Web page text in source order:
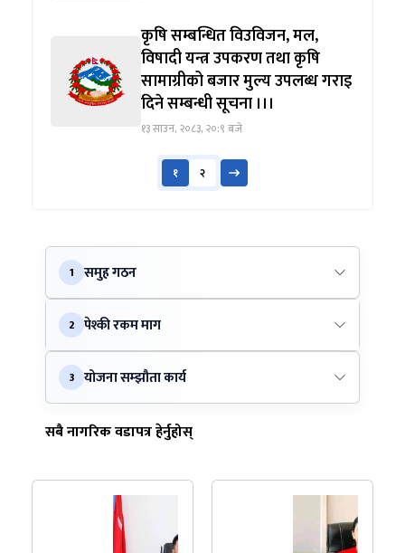
कृषि सम्बन्धित विउविजन, मल,
विषादी यन्त्र उपकरण तथा कृषि
सामाग्रीको बजार मुल्य उपलब्ध गराइ
दिने सम्बन्धी सूचना ।।।
१३ साउन, २०८३, २०:९ बजे
१ २
1 समुह गठन
2 पेश्की रकम माग
3 योजना सम्झौता कार्य
सबै नागरिक वडापत्र हेर्नुहोस्